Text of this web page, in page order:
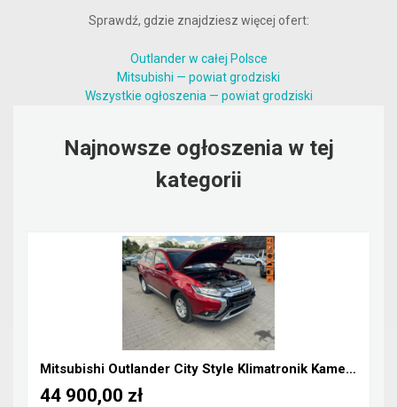
Sprawdź, gdzie znajdziesz więcej ofert:
Outlander w całej Polsce
Mitsubishi — powiat grodziski
Wszystkie ogłoszenia — powiat grodziski
Najnowsze ogłoszenia w tej
kategorii
Mitsubishi Outlander City Style Klimatronik Kamera...
44 900,00 zł